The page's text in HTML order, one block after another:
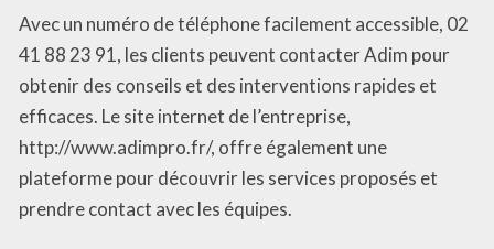
Avec un numéro de téléphone facilement accessible, 02
41 88 23 91, les clients peuvent contacter Adim pour
obtenir des conseils et des interventions rapides et
efficaces. Le site internet de l’entreprise,
http://www.adimpro.fr/, offre également une
plateforme pour découvrir les services proposés et
prendre contact avec les équipes.